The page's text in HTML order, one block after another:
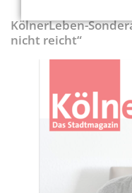
KölnerLeben-
nicht reicht“